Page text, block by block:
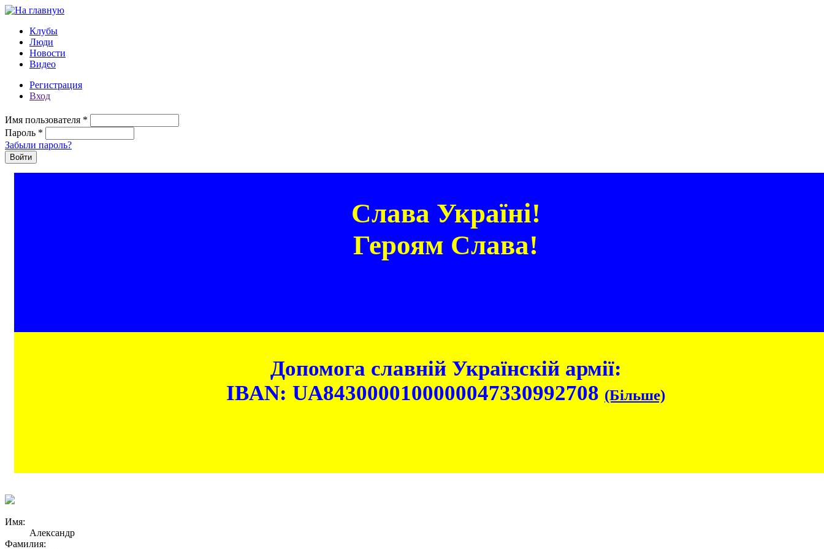
Перейти к основному содержанию
Клубы
Люди
Новости
Видео
Регистрация
Вход
Имя пользователя *
Пароль *
Забыли пароль?
Слава Україні!
Героям Слава!
Допомога славній Українскій армії:
IBAN: UA8430000100000047330992708 (Більше)
Имя:
Александр
Фамилия: